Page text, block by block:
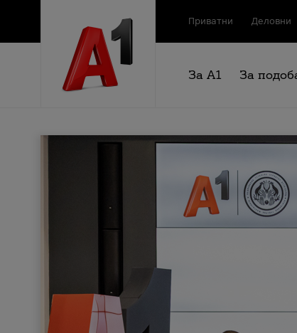
Приватни Деловни
За А1 За